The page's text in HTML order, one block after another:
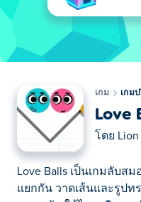
เกม เกม
Love
โดย
Love Balls เป็นเกมลับ
แยกกัน วาดเส้นและรูปท